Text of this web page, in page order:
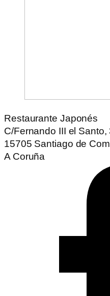
Restaurante Japonés
C/Fernando III el Santo,
15705 Santiago de
A Coruña